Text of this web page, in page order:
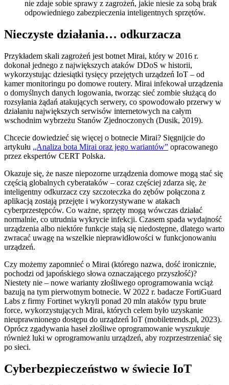
nie zdaje sobie sprawy z zagrożeń, jakie niesie za sobą brak
odpowiedniego zabezpieczenia inteligentnych sprzętów.
Nieczyste działania… odkurzacza
Przykładem skali zagrożeń jest botnet Mirai, który w 2016 r.
dokonał jednego z największych ataków DDoS w historii,
wykorzystując dziesiątki tysięcy przejętych urządzeń IoT – od
kamer monitoringu po domowe routery. Mirai infekował urządzenia
o domyślnych danych logowania, tworząc sieć zombie służącą do
rozsyłania żądań atakujących serwery, co spowodowało przerwy w
działaniu największych serwisów internetowych na całym
wschodnim wybrzeżu Stanów Zjednoczonych (Dusik, 2019).
Chcecie dowiedzieć się więcej o botnecie Mirai? Sięgnijcie do
artykułu „Analiza bota Mirai oraz jego wariantów” opracowanego
przez ekspertów CERT Polska.
Okazuje się, że nasze niepozorne urządzenia domowe mogą stać się
częścią globalnych cyberataków – coraz częściej zdarza się, że
inteligentny odkurzacz czy szczoteczka do zębów połączona z
aplikacją zostają przejęte i wykorzystywane w atakach
cyberprzestępców. Co ważne, sprzęty mogą wówczas działać
normalnie, co utrudnia wykrycie infekcji. Czasem spada wydajność
urządzenia albo niektóre funkcje stają się niedostępne, dlatego warto
zwracać uwagę na wszelkie nieprawidłowości w funkcjonowaniu
urządzeń.
Czy możemy zapomnieć o Mirai (którego nazwa, dość ironicznie,
pochodzi od japońskiego słowa oznaczającego przyszłość)?
Niestety nie – nowe warianty złośliwego oprogramowania wciąż
bazują na tym pierwotnym botnecie. W 2022 r. badacze FortiGuard
Labs z firmy Fortinet wykryli ponad 20 mln ataków typu brute
force, wykorzystujących Mirai, których celem było uzyskanie
nieuprawnionego dostępu do urządzeń IoT (mobiletrends.pl, 2023).
Oprócz zgadywania haseł złośliwe oprogramowanie wyszukuje
również luki w oprogramowaniu urządzeń, aby rozprzestrzeniać się
po sieci.
Cyberbezpieczeństwo w świecie IoT